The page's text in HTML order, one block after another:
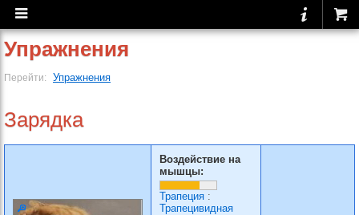
Упражнения
Перейти: Упражнения
Зарядка
Воздействие на
мышцы:
Трапеция :
Трапецивидная